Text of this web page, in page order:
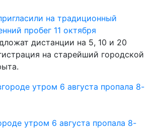
на традиционный
пробег 11 октября
дистанции на 5, 10 и 20
на старейший городской
утром 6 августа пропала 8-